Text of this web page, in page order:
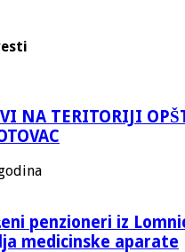
NA TERITORIJI
penzioneri iz
medicinske aparate